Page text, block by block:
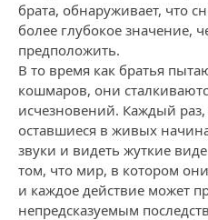
брата, обнаруживает, что
более глубокое значение,
предположить.
В то время как братья
кошмаров, они
исчезновений. Каждый раз,
оставшиеся в живых
звуки и видеть жуткие
том, что мир, в котором
и каждое действие может
непредсказуемым